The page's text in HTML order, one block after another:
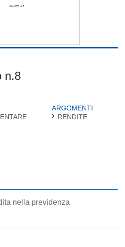
n.8
ARGOMENTI
RENDITE
nella previdenza